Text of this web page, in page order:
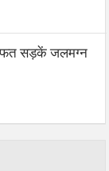
सड़कें जलमग्न